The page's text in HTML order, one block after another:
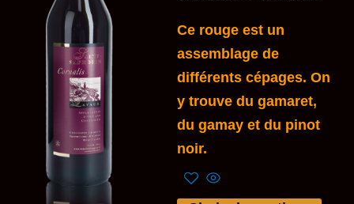
Ce rouge est un
assemblage de
différents cépages. On
y trouve du gamaret,
du gamay et du pinot
noir.
variations.
Les
options
peuvent
être
choisies
sur
la
page